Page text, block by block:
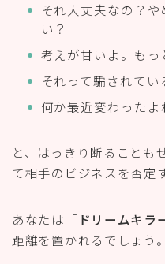
それ大丈夫なの？
い？
考えが甘いよ。もっ
それって騙されてい
何か最近変わった
と、はっきり断ることも
て相手のビジネスを否定
あなたは「 ドリームキラ
距離を置かれるでしょう。